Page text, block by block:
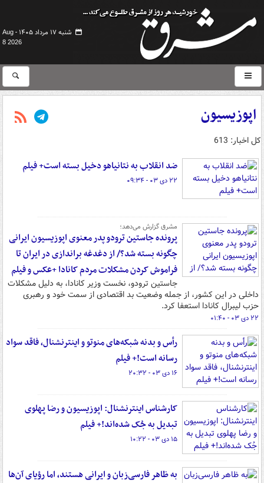
شنبه ۱۷ مرداد ۱۴۰۵ -
Aug
8 2026
اپوزیسیون
کل اخبار: 613
ضد انقلاب به نتانیاهو دخیل بسته است+ فیلم
۲۲ دی ۰۳ - ۰۹:۳۴
مشرق گزارش می‌دهد؛
پرونده جاستین ترودو پدر معنوی اپوزیسیون ایرانی
چگونه بسته شد؟/ از دغدغه براندازی در ایران تا
فراموش کردن مشکلات مردم کانادا +عکس و فیلم
جاستین ترودو، نخست وزیر کانادا، به دلیل مشکلات
داخلی در این کشور، از جمله وضعیت بد اقتصادی از سمت خود و رهبری
حزب لیبرال کانادا استعفا کرد.
۲۲ دی ۰۳ - ۰۱:۴۰
رأس و بدنه شبکه‌های منوتو و اینترنشنال، فاقد سواد
رسانه است!+ فیلم
۱۶ دی ۰۳ - ۲۰:۳۲
کارشناس اینترنشنال: اپوزیسیون و رضا پهلوی
تبدیل به جُک شده‌اند!+ فیلم
۱۵ دی ۰۳ - ۱۰:۲۲
به ظاهر فارسی‌زبان و ایرانی هستند، اما رؤیای آن‌ها